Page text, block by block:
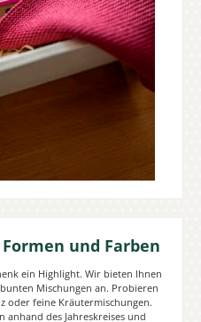
und Farben
ein Highlight. Wir bieten Ihnen
Mischungen an. Probieren
oder feine Kräutermischungen.
anhand des Jahreskreises und